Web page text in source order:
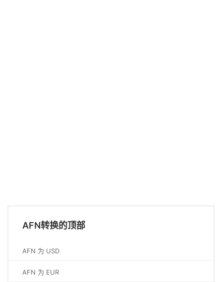
AFN转换的顶部
AFN 为 USD
AFN 为 EUR